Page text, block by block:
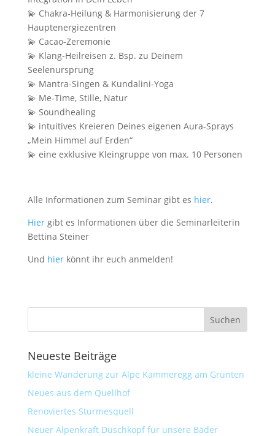
💫 Chakra-Heilung & Harmonisierung der 7
Hauptenergiezentren
💫 Cacao-Zeremonie
💫 Klang-Heilreisen z. Bsp. zu Deinem
Seelenursprung
💫 Mantra-Singen & Kundalini-Yoga
💫 Me-Time, Stille, Natur
💫 Soundhealing
💫 intuitives Kreieren Deines eigenen Aura-Sprays
„Mein Himmel auf Erden“
💫 eine exklusive Kleingruppe von max. 10 Personen
Alle Informationen zum Seminar gibt es hier.
Hiergibt es Informationen über die Seminarleiterin
Bettina Steiner
Und hierkönnt ihr euch anmelden!
Neueste Beiträge
kleine Wanderung zur Alpe Kammeregg am Grünten
Neues aus dem Quellhof
Renoviertes Sturmesquell
Neuer Alpenkraft Duschkopf für unsere Bäder